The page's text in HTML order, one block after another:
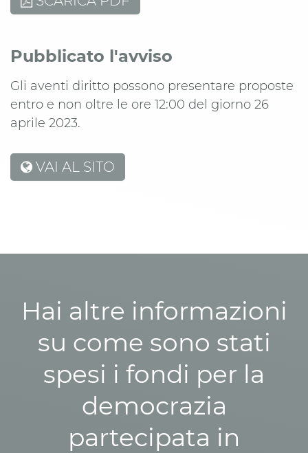
Pubblicato l'avviso
Gli aventi diritto possono presentare proposte
entro e non oltre le ore 12:00 del giorno 26
aprile 2023.
VAI AL SITO
Hai altre informazioni
su come sono stati
spesi i fondi per la
democrazia
partecipata in